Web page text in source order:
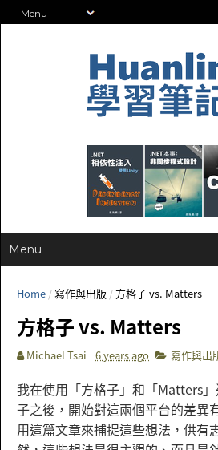
Home /寫作與出版 /方格子 vs. Matters
方格子 vs. Matters
Michael Tsai 6 years ago 寫作與出
我在使用「方格子」和「Matters
子之後，開始對這兩個平台的差異
用這篇文章來捕捉這些想法，供有